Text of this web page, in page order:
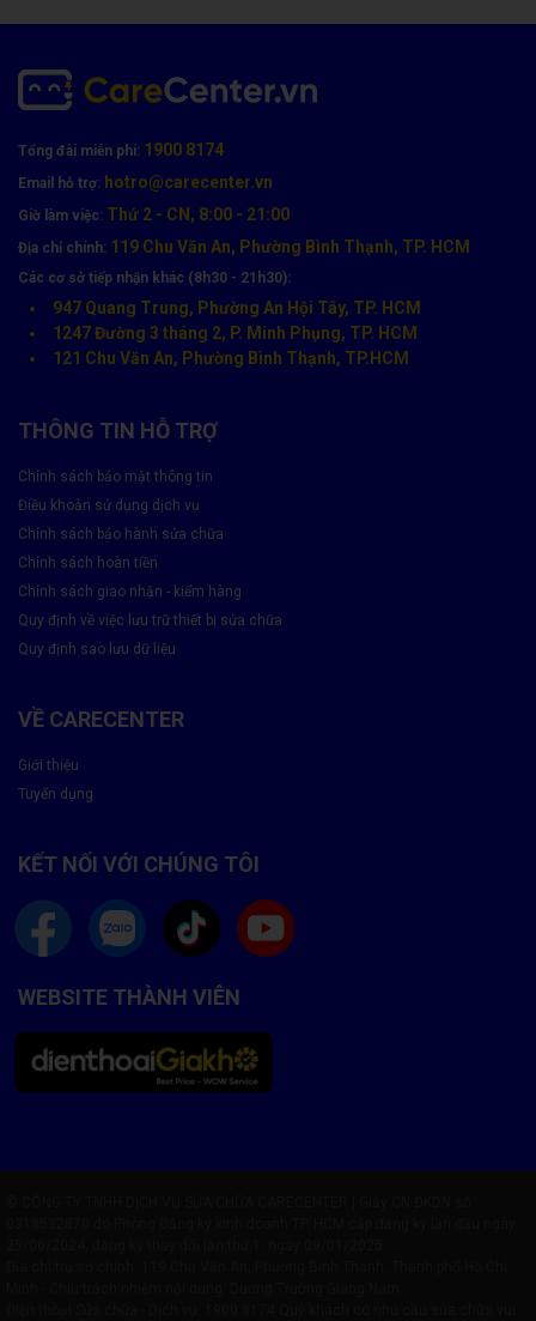
Tổng đài miễn phí: 1900 8174
Email hỗ trợ: hotro@carecenter.vn
Giờ làm việc: Thứ 2 - CN, 8:00 - 21:00
Địa chỉ chính: 119 Chu Văn An, Phường Bình Thạnh, TP. HCM
Các cơ sở tiếp nhận khác (8h30 - 21h30):
947 Quang Trung, Phường An Hội Tây, TP. HCM
1247 Đường 3 tháng 2, P. Minh Phụng, TP. HCM
121 Chu Văn An, Phường Bình Thạnh, TP.HCM
THÔNG TIN HỖ TRỢ
Chính sách bảo mật thông tin
Điều khoản sử dụng dịch vụ
Chính sách bảo hành sửa chữa
Chính sách hoàn tiền
Chính sách giao nhận - kiểm hàng
Quy định về việc lưu trữ thiết bị sửa chữa
Quy định sao lưu dữ liệu
VỀ CARECENTER
Giới thiệu
Tuyển dụng
KẾT NỐI VỚI CHÚNG TÔI
WEBSITE THÀNH VIÊN